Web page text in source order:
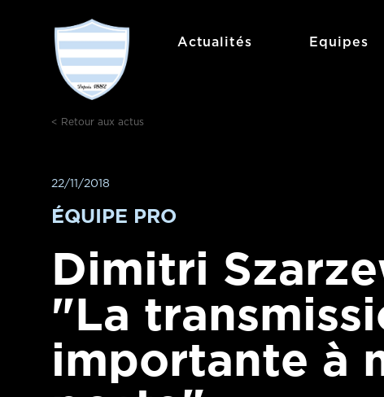
Actualités Equipes
< Retour aux actus
22/11/2018
ÉQUIPE PRO
Dimitri
"La
importante à